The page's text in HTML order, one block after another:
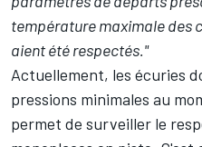
température maximale des
aient été respectés."
Actuellement, les écuries
pressions minimales au
permet de surveiller le